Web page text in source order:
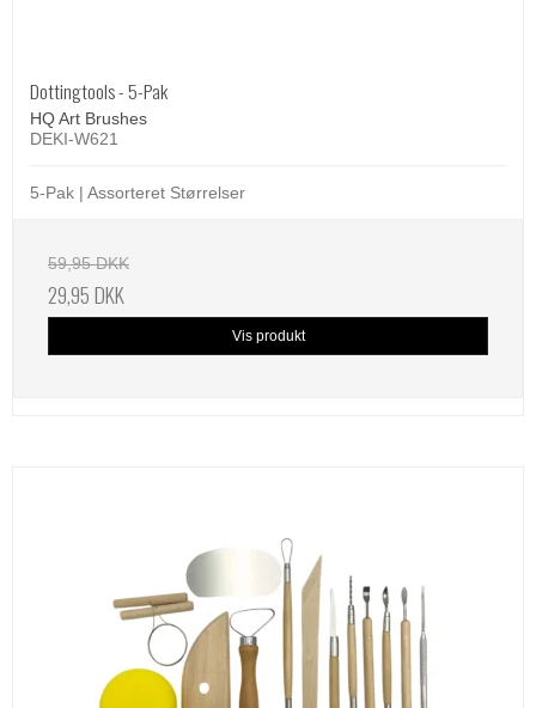
Dottingtools - 5-Pak
HQ Art Brushes
DEKI-W621
5-Pak | Assorteret Størrelser
59,95 DKK
29,95 DKK
Vis produkt